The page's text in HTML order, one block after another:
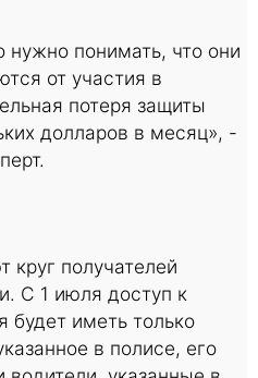
понимать, что они
от участия в
потеря защиты
долларов в месяц», -
получателей
С 1 июля доступ к
будет иметь только
в полисе, его